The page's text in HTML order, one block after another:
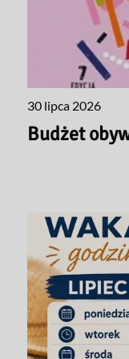
30 lipca 2026
Budżet